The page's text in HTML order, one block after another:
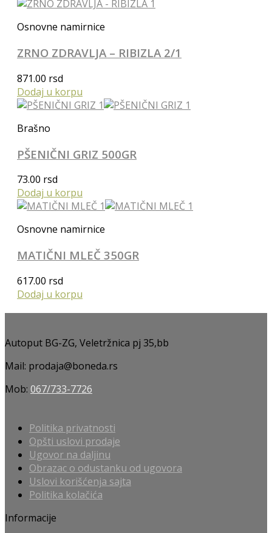
Osnovne namirnice
ZRNO ZDRAVLJA – RIBIZLA 2/1
871.00 rsd
Dodaj u korpu
Brašno
PŠENIČNI GRIZ 500GR
73.00 rsd
Dodaj u korpu
Osnovne namirnice
MATIČNI MLEČ 350GR
617.00 rsd
Dodaj u korpu
Autoput BG-ZG, Veletržnica pj 35,bb
Mail: prodaja@boneda.rs
Mob: 067/733-7726
Politika privatnosti
Opšti uslovi prodaje
Ugovor na daljinu
Obrazac o odustanku od ugovora
Uslovi korišćenja sajta
Politika kolačića
Informacije